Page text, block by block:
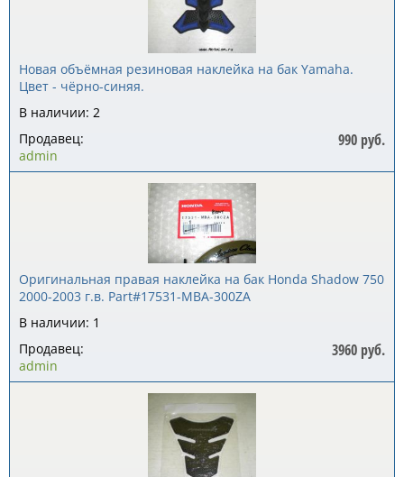
Новая объёмная резиновая наклейка на бак Yamaha.
Цвет - чёрно-синяя.
В наличии: 2
990 руб.
Продавец:
admin
Оригинальная правая наклейка на бак Honda Shadow 750
2000-2003 г.в. Part#17531-MBA-300ZA
В наличии: 1
3960 руб.
Продавец:
admin